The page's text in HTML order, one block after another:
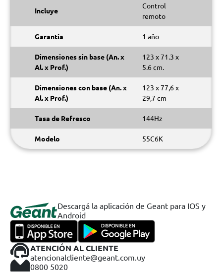
Incluye
Control
remoto
Garantía 1 año
Dimensiones sin base (An. x
Al. x Prof.)
123 x 71.3 x
5.6 cm.
Dimensiones con base (An. x
Al. x Prof.)
123 x 77,6 x
29,7 cm
Tasa de Refresco 144Hz
Modelo 55C6K
Descargá la aplicación de Geant para IOS y
Android
ATENCIÓN AL CLIENTE
atencionalcliente@geant.com.uy
0800 5020